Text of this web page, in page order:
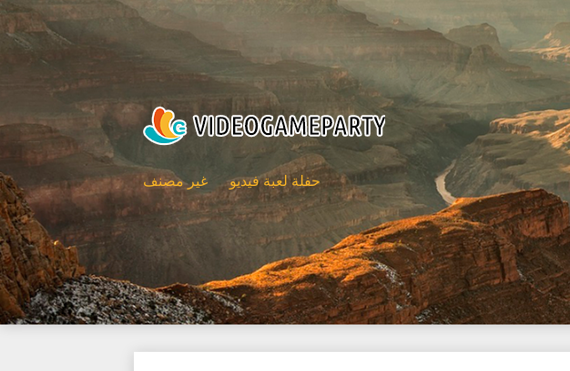
حفلة لعبة فيديو غير مصنف